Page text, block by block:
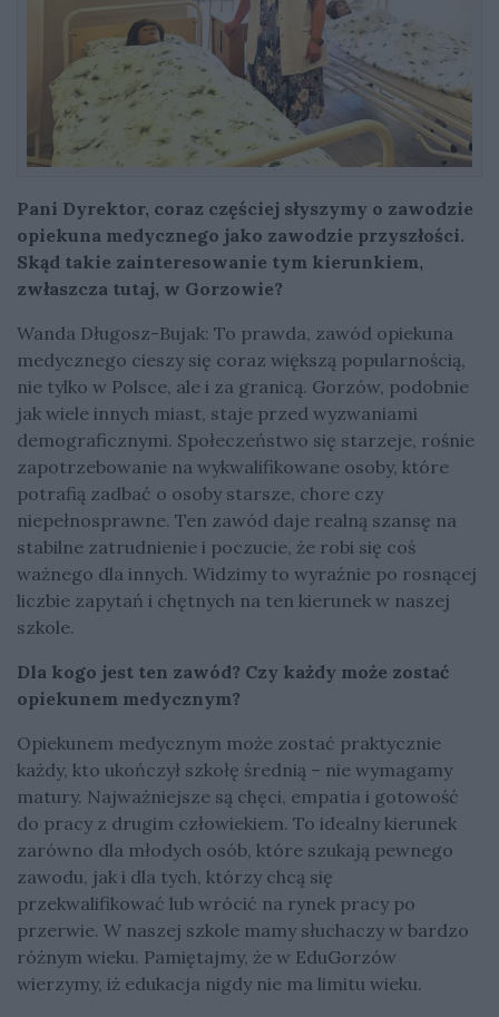
Pani Dyrektor, coraz częściej słyszymy o zawodzie
opiekuna medycznego jako zawodzie przyszłości.
Skąd takie zainteresowanie tym kierunkiem,
zwłaszcza tutaj, w Gorzowie?
Wanda Długosz-Bujak: To prawda, zawód opiekuna
medycznego cieszy się coraz większą popularnością,
nie tylko w Polsce, ale i za granicą. Gorzów, podobnie
jak wiele innych miast, staje przed wyzwaniami
demograficznymi. Społeczeństwo się starzeje, rośnie
zapotrzebowanie na wykwalifikowane osoby, które
potrafią zadbać o osoby starsze, chore czy
niepełnosprawne. Ten zawód daje realną szansę na
stabilne zatrudnienie i poczucie, że robi się coś
ważnego dla innych. Widzimy to wyraźnie po rosnącej
liczbie zapytań i chętnych na ten kierunek w naszej
szkole.
Dla kogo jest ten zawód? Czy każdy może zostać
opiekunem medycznym?
Opiekunem medycznym może zostać praktycznie
każdy, kto ukończył szkołę średnią – nie wymagamy
matury. Najważniejsze są chęci, empatia i gotowość
do pracy z drugim człowiekiem. To idealny kierunek
zarówno dla młodych osób, które szukają pewnego
zawodu, jak i dla tych, którzy chcą się
przekwalifikować lub wrócić na rynek pracy po
przerwie. W naszej szkole mamy słuchaczy w bardzo
różnym wieku. Pamiętajmy, że w EduGorzów
wierzymy, iż edukacja nigdy nie ma limitu wieku.